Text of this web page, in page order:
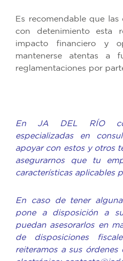
Es recomendable que las
con detenimiento esta
impacto financiero y
mantenerse atentas a
reglamentaciones por
En JA DEL RÍO
especializadas en
apoyar con estos y otros
asegurarnos que tu
características aplicables
En caso de tener
pone a disposición a
puedan asesorarlos en
de disposiciones
reiteramos a sus